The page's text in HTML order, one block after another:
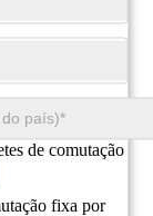
gabinetes de
de comutação
fixa por